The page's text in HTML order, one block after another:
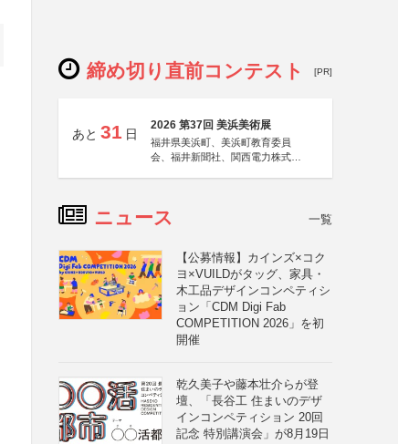
締め切り直前コンテスト [PR]
あと 31 日
2026 第37回 美浜美術展
福井県美浜町、美浜町教育委員
会、福井新聞社、関西電力株式会
ニュース 一覧
【公募情報】カインズ×コク
ヨ×VUILDがタッグ、家具・
木工品デザインコンペティシ
ョン「CDM Digi Fab
COMPETITION 2026」を初
開催
乾久美子や藤本壮介らが登
壇、「長谷工 住まいのデザ
インコンペティション 20回
記念 特別講演会」が8月19日